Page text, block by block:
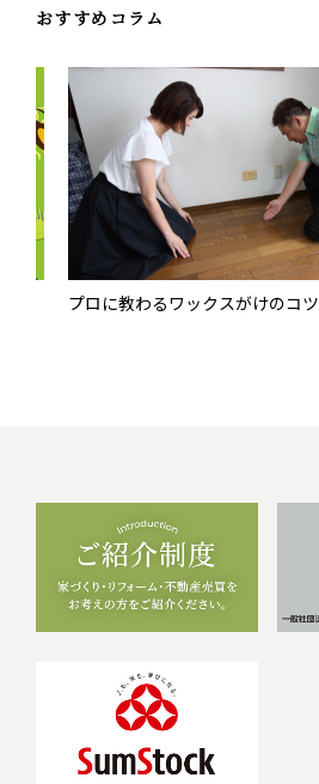
おすすめコラム
プロに教わるワックスがけのコツ